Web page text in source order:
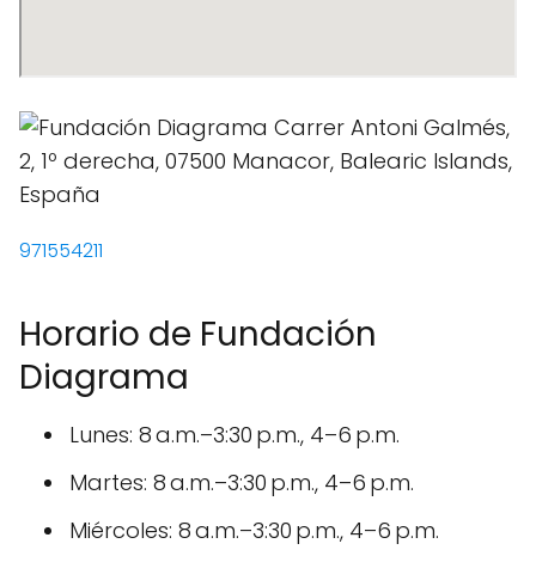
971554211
Horario de Fundación
Diagrama
Lunes: 8 a.m.–3:30 p.m., 4–6 p.m.
Martes: 8 a.m.–3:30 p.m., 4–6 p.m.
Miércoles: 8 a.m.–3:30 p.m., 4–6 p.m.